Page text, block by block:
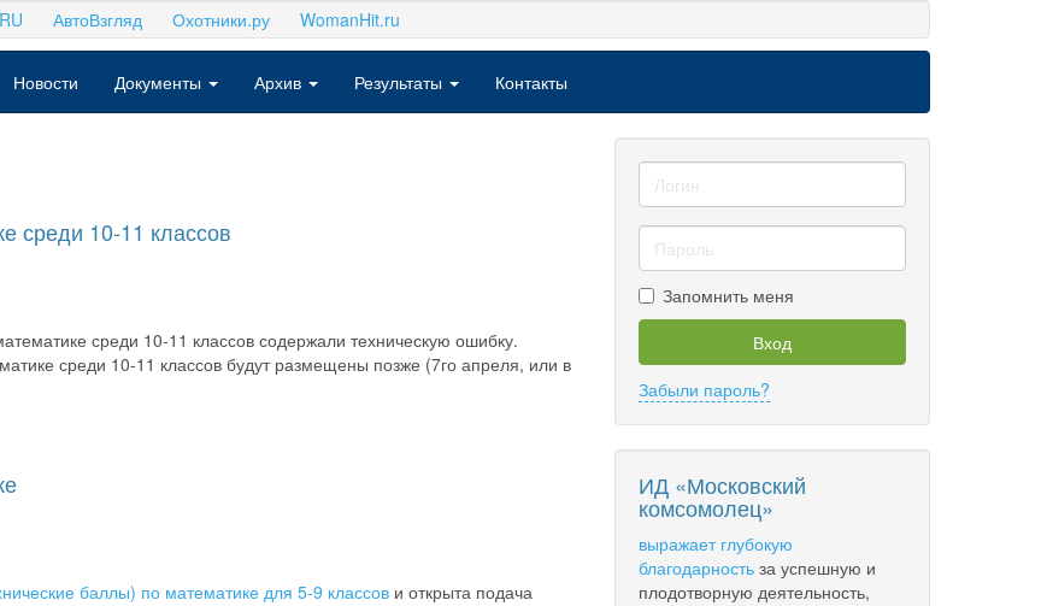
АвтоВзгляд Охотники.ру WomanHit.ru
Новости Документы Архив Результаты Контакты
среди 10-11 классов
среди 10-11 классов содержали техническую ошибку.
среди 10-11 классов будут размещены позже (7го апреля, или в
баллы) по математике для 5-9 классов и открыта подача
Запомнить меня
Вход
Забыли пароль?
ИД «Московский
комсомолец»
выражает глубокую
благодарностьза успешную и
плодотворную деятельность,